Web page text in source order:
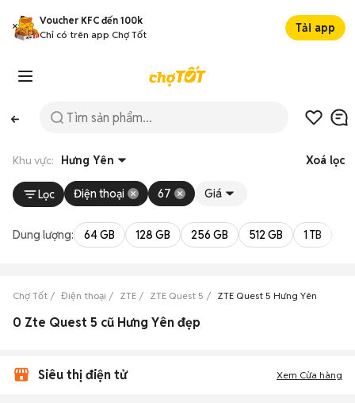
Voucher KFC đến 100k
Chỉ có trên app Chợ Tốt
Tải app
Khu vực: Hưng Yên Xoá lọc
Lọc Điện thoại 67 Giá
Dung lượng: 64 GB 128 GB 256 GB 512 GB 1 TB
Chợ Tốt Điện thoại ZTE ZTE Quest 5 ZTE Quest 5 Hưng Yên
0 Zte Quest 5 cũ Hưng Yên đẹp
Siêu thị điện tử Xem Cửa hàng